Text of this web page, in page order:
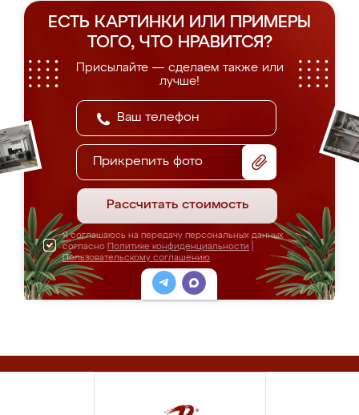
ЕСТЬ КАРТИНКИ ИЛИ ПРИМЕРЫ
ТОГО, ЧТО НРАВИТСЯ?
Присылайте — сделаем также или
лучше!
Прикрепить фото
Рассчитать стоимость
Я соглашаюсь на передачу персональных данных
согласно Политике конфиденциальности
Пользовательскому соглашению